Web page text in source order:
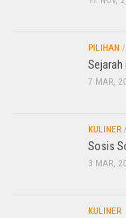
PILIHAN /
Sejarah
7 MAR,
KULINER /
Sosis
3 MAR,
KULINER